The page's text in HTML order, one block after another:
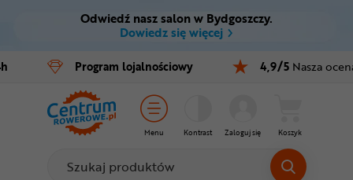
Ctrl M
Menu główne
Informacje o produkcie
Do koszyka
Odwiedź nasz salon w Bydgoszczy.
Dowiedz się więcej
Program lojalnościowy 4,9/5 Nasza
Menu Kontrast Zaloguj się Koszyk
Rowery
E-bike
Części
Akcesoria